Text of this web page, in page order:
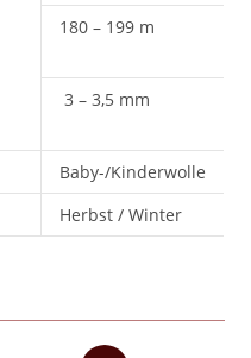
180 – 199 m
3 – 3,5 mm
Baby-/Kinderwolle
Herbst / Winter